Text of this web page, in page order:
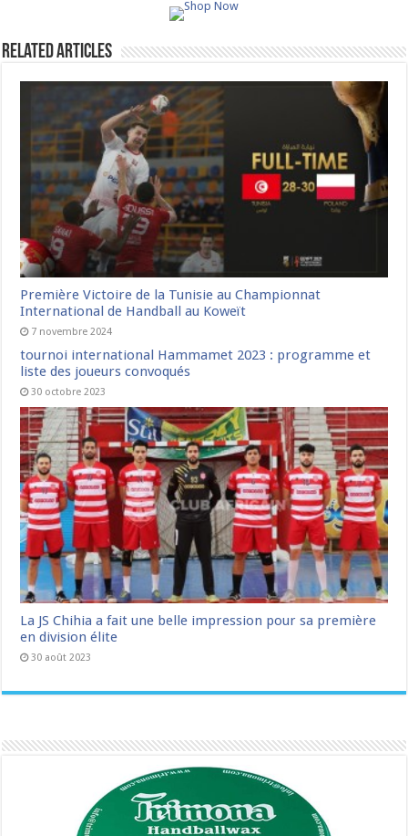
Related Articles
Première Victoire de la Tunisie au Championnat
International de Handball au Koweït
7 novembre 2024
tournoi international Hammamet 2023 : programme et
liste des joueurs convoqués
30 octobre 2023
La JS Chihia a fait une belle impression pour sa première
en division élite
30 août 2023